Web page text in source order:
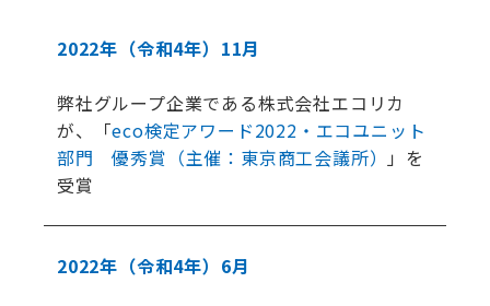
2022年 （令和4年） 11月
弊社グループ企業である株式会社エコリカ
が、「eco検定アワード2022・エコユニット
部門 優秀賞（主催：東京商工会議所）
」を
受賞
2022年 （令和4年） 6月